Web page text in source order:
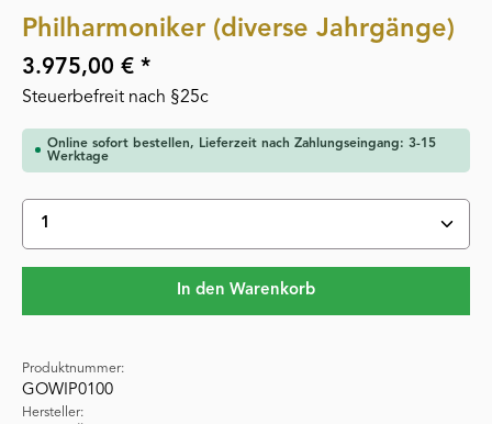
Philharmoniker (diverse Jahrgänge)
3.975,00 € *
Steuerbefreit nach §25c
Online sofort bestellen, Lieferzeit nach Zahlungseingang: 3-15
Werktage
Produkt Anzahl: Gib den gewünschten Wert ein
In den Warenkorb
Produktnummer:
GOWIP0100
Hersteller: